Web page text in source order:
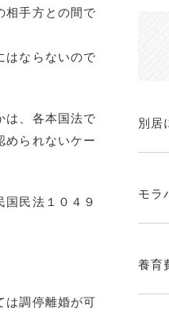
相手方との間で
はならないので
は、各本国法で
められないケー
民法１０４９
は調停離婚が可
別居
モラ
養育